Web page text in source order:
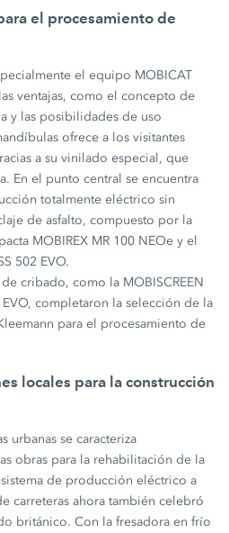
el procesamiento de
el equipo MOBICAT
ventajas, como el concepto de
y las posibilidades de uso
ofrece a los visitantes
a su vinilado especial, que
En el punto central se encuentra
totalmente eléctrico sin
de asfalto, compuesto por la
MOBIREX MR 100 NEOe y el
502 EVO.
cribado, como la MOBISCREEN
EVO, completaron la selección de la
para el procesamiento de
locales para la construcción
urbanas se caracteriza
obras para la rehabilitación de la
de producción eléctrico a
carreteras ahora también celebró
británico. Con la fresadora en frío